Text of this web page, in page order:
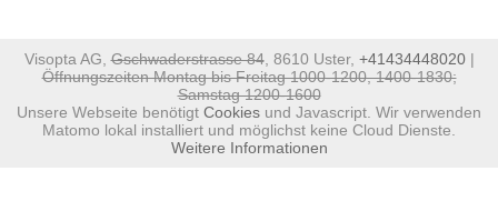
Visopta AG,Gschwaderstrasse 84, 8610 Uster, +41434448020|
Öffnungszeiten Montag bis Freitag 1000-1200, 1400-1830;
Samstag 1200-1600
Unsere Webseite benötigt Cookies und Javascript. Wir verwenden
Matomo lokal installiert und möglichst keine Cloud Dienste.
Weitere Informationen